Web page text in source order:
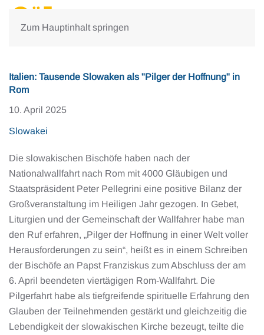
Zum Hauptinhalt springen
Italien: Tausende Slowaken als "Pilger der Hoffnung" in
Rom
10. April 2025
Slowakei
Die slowakischen Bischöfe haben nach der
Nationalwallfahrt nach Rom mit 4000 Gläubigen und
Staatspräsident Peter Pellegrini eine positive Bilanz der
Großveranstaltung im Heiligen Jahr gezogen. In Gebet,
Liturgien und der Gemeinschaft der Wallfahrer habe man
den Ruf erfahren, „Pilger der Hoffnung in einer Welt voller
Herausforderungen zu sein“, heißt es in einem Schreiben
der Bischöfe an Papst Franziskus zum Abschluss der am
6. April beendeten viertägigen Rom-Wallfahrt. Die
Pilgerfahrt habe als tiefgreifende spirituelle Erfahrung den
Glauben der Teilnehmenden gestärkt und gleichzeitig die
Lebendigkeit der slowakischen Kirche bezeugt, teilte die